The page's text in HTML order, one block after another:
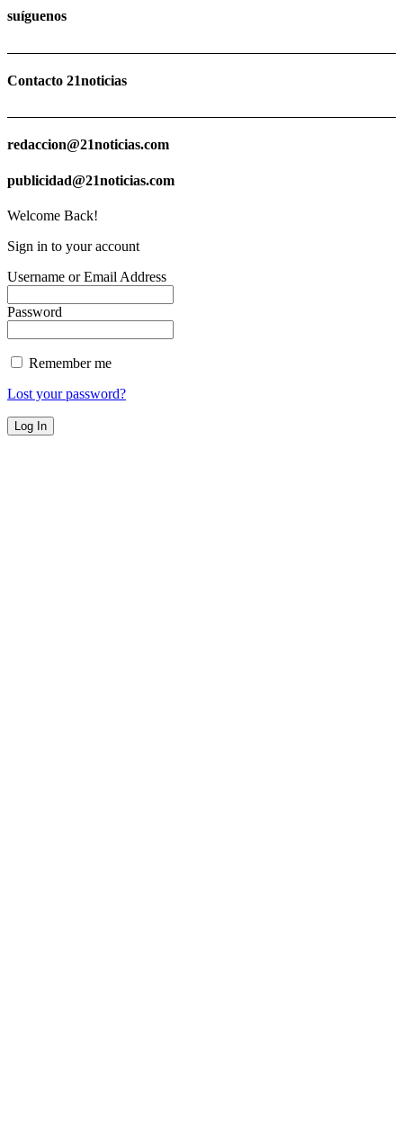
suíguenos
Contacto 21noticias
redaccion@21noticias.com
publicidad@21noticias.com
Welcome Back!
Sign in to your account
Username or Email Address
Password
Remember me
Lost your password?